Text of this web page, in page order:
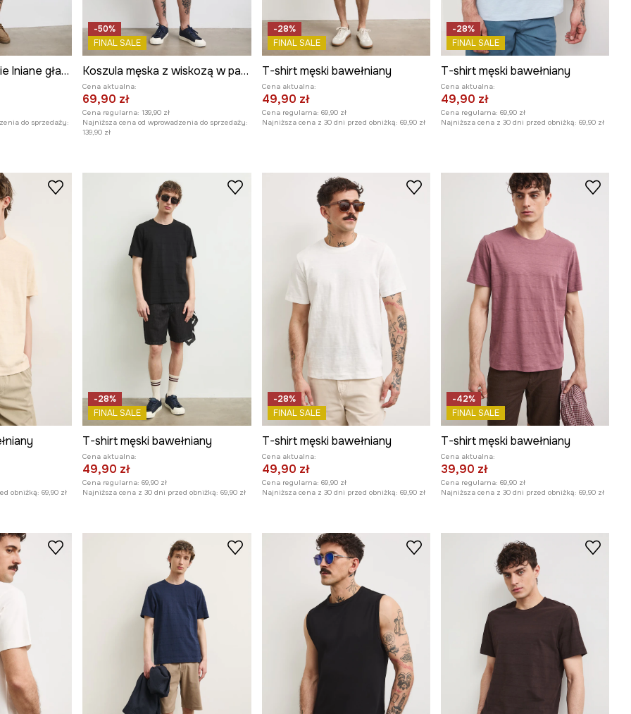
Szorty chino męskie lniane gładkie
do sprzedaży:
-50%
FINAL SALE
Koszula męska z wiskozą w paski
Cena aktualna:
69,90 zł
Cena regularna: 139,90 zł
Najniższa cena od wprowadzenia do sprzedaży:
139,90 zł
-28%
FINAL SALE
T-shirt męski bawełniany
Cena aktualna:
49,90 zł
Cena regularna: 69,90 zł
Najniższa cena z 30 dni przed obniżką: 69,90 zł
-28%
FINAL SALE
T-shirt męski bawełniany
Cena aktualna:
49,90 zł
Cena regularna: 69,90 zł
Najniższa cena z 30 dni przed obniżką: 69,90 zł
obniżką: 69,90 zł
-28%
FINAL SALE
T-shirt męski bawełniany
Cena aktualna:
49,90 zł
Cena regularna: 69,90 zł
Najniższa cena z 30 dni przed obniżką: 69,90 zł
-28%
FINAL SALE
T-shirt męski bawełniany
Cena aktualna:
49,90 zł
Cena regularna: 69,90 zł
Najniższa cena z 30 dni przed obniżką: 69,90 zł
-42%
FINAL SALE
T-shirt męski bawełniany
Cena aktualna:
39,90 zł
Cena regularna: 69,90 zł
Najniższa cena z 30 dni przed obniżką: 69,90 zł